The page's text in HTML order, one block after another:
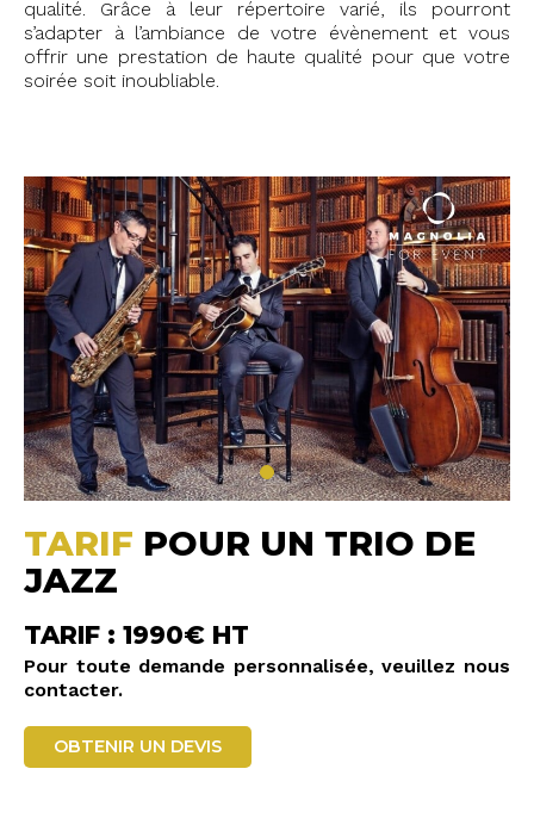
qualité. Grâce à leur répertoire varié, ils pourront
s’adapter à l’ambiance de votre évènement et vous
offrir une prestation de haute qualité pour que votre
soirée soit inoubliable.
TARIF POUR UN TRIO DE
JAZZ
TARIF : 1990€ HT
Pour toute demande personnalisée, veuillez nous
contacter.
OBTENIR UN DEVIS